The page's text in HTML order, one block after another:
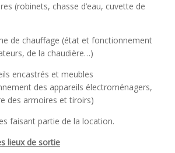
(robinets, chasse d’eau, cuvette de
de chauffage (état et fonctionnement
de la chaudière…)
encastrés et meubles
des appareils électroménagers,
des armoires et tiroirs)
faisant partie de la location.
lieux de sortie